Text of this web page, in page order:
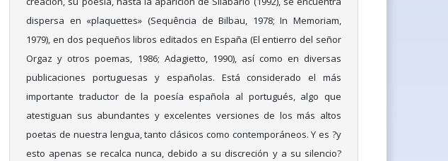
dispersa en «plaquettes» (Sequência de Bilbau, 1978; In Memoriam,
1979), en dos pequeños libros editados en España (El entierro del señor
Orgaz y otros poemas, 1986; Adagietto, 1990), así como en diversas
publicaciones portuguesas y españolas. Está considerado el más
importante traductor de la poesía española al portugués, algo que
atestiguan sus abundantes y excelentes versiones de los más altos
poetas de nuestra lengua, tanto clásicos como contemporáneos. Y es ?y
esto apenas se recalca nunca, debido a su discreción y a su silencio?